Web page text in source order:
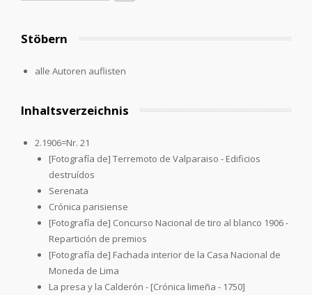
Stöbern
alle Autoren auflisten
Inhaltsverzeichnis
2.1906=Nr. 21
[Fotografía de] Terremoto de Valparaiso - Edificios
destruídos
Serenata
Crónica parisiense
[Fotografía de] Concurso Nacional de tiro al blanco 1906 -
Repartición de premios
[Fotografía de] Fachada interior de la Casa Nacional de
Moneda de Lima
La presa y la Calderón - [Crónica limeña - 1750]